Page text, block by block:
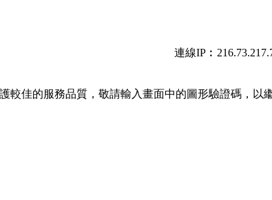
連線
較佳的服務品質，敬請輸入畫面中的圖形驗證碼，以